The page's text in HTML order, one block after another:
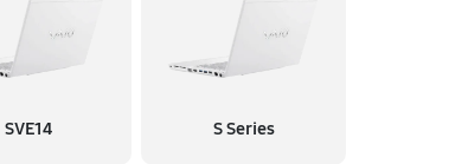
SVE14 S Series